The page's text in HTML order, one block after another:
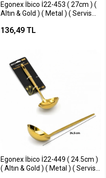
Egonex İbico İ22-453 ( 27cm ) (
Altın & Gold ) ( Metal ) ( Servis
136,49 TL
Egonex İbico İ22-449 ( 24.5cm )
( Altın & Gold ) ( Metal ) ( Servis